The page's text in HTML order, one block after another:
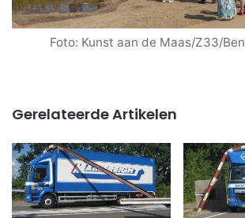
Foto: Kunst aan de Maas/Z33/
Gerelateerde Artikelen